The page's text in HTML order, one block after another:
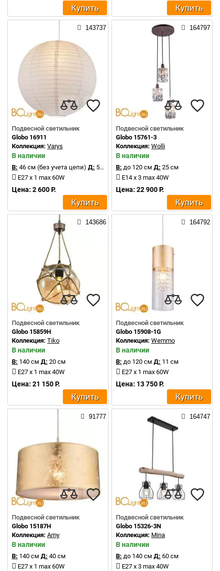
Купить Купить
143737
Подвесной светильник
Globo 16911
Коллекция: Varys
В наличии
В: 46 см (без учета цепи) Д: 50 см
E27 x 1 max 60W
Цена: 2 600 Р.
Купить
164797
Подвесной светильник
Globo 15761-3
Коллекция: Wolli
В наличии
В: до 120 см Д: 25 см
E14 x 3 max 40W
Цена: 22 900 Р.
Купить
143686
Подвесной светильник
Globo 15859H
Коллекция: Tiko
В наличии
В: 140 см Д: 20 см
E27 x 1 max 40W
Цена: 21 150 Р.
Купить
164792
Подвесной светильник
Globo 15908-1G
Коллекция: Wemmo
В наличии
В: до 120 см Д: 11 см
E27 x 1 max 60W
Цена: 13 750 Р.
Купить
91777
Подвесной светильник
Globo 15187H
Коллекция: Amy
В наличии
В: 140 см Д: 40 см
E27 x 1 max 60W
164747
Подвесной светильник
Globo 15326-3N
Коллекция: Mina
В наличии
В: до 140 см Д: 60 см
E27 x 3 max 40W